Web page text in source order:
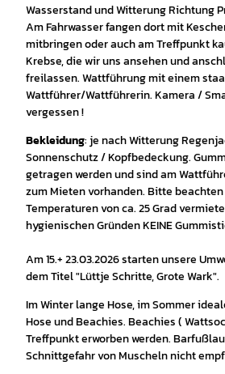
Wasserstand und Witterung Richtung
Am Fahrwasser fangen dort mit
mitbringen oder auch am Treffpunkt
Krebse, die wir uns ansehen und
freilassen. Wattführung mit einem
Wattführer/Wattführerin. Kamera /
vergessen !
Bekleidung: je nach Witterung
Sonnenschutz / Kopfbedeckung.
getragen werden und sind am
zum Mieten vorhanden. Bitte
Temperaturen von ca. 25 Grad
hygienischen Gründen KEINE
Am 15.+ 23.03.2026 starten unsere
dem Titel "Lüttje Schritte, Grote Wark".
Im Winter lange Hose, im Sommer
Hose und Beachies. Beachies (
Treffpunkt erworben werden.
Schnittgefahr von Muscheln nicht